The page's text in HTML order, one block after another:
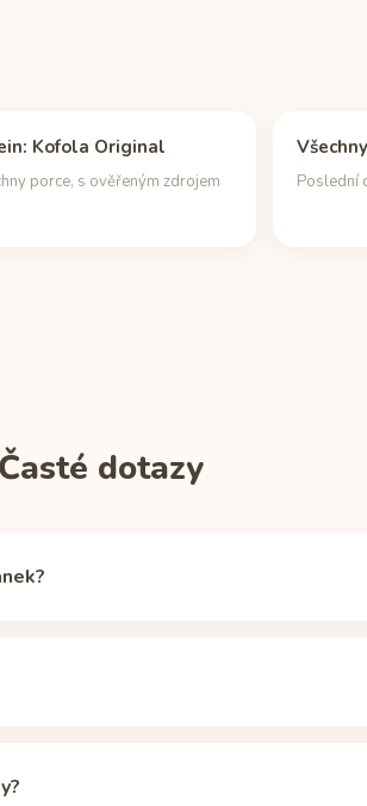
Kofola Original
porce, s ověřeným zdrojem Poslední
Časté dotazy
330 ml na 49,5 mg, tedy už pod
50mg hranicí, ale naskládané porce se u